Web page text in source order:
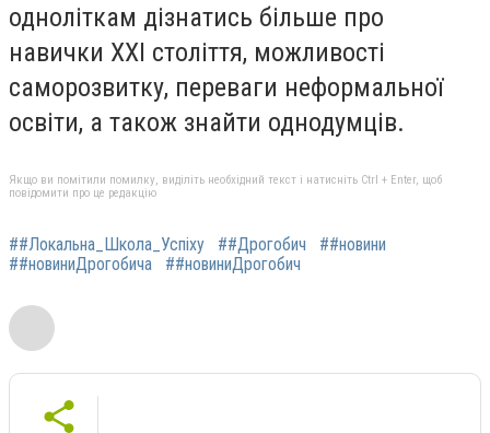
одноліткам дізнатись більше про
навички XXI століття, можливості
саморозвитку, переваги неформальної
освіти, а також знайти однодумців.
Якщо ви помітили помилку, виділіть необхідний текст і натисніть Ctrl + Enter, щоб
повідомити про це редакцію
##Локальна_Школа_Успіху ##Дрогобич
##новини
##новиниДрогобича
##новиниДрогобич